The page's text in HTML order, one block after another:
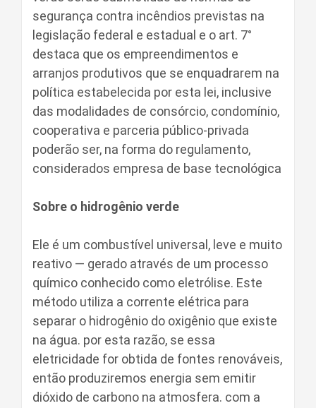
segurança contra incêndios previstas na
legislação federal e estadual e o art. 7°
destaca que os empreendimentos e
arranjos produtivos que se enquadrarem na
política estabelecida por esta lei, inclusive
das modalidades de consórcio, condomínio,
cooperativa e parceria público-privada
poderão ser, na forma do regulamento,
considerados empresa de base tecnológica
Sobre o hidrogênio verde
Ele é um combustível universal, leve e muito
reativo — gerado através de um processo
químico conhecido como eletrólise. Este
método utiliza a corrente elétrica para
separar o hidrogênio do oxigênio que existe
na água. por esta razão, se essa
eletricidade for obtida de fontes renováveis,
então produziremos energia sem emitir
dióxido de carbono na atmosfera. com a